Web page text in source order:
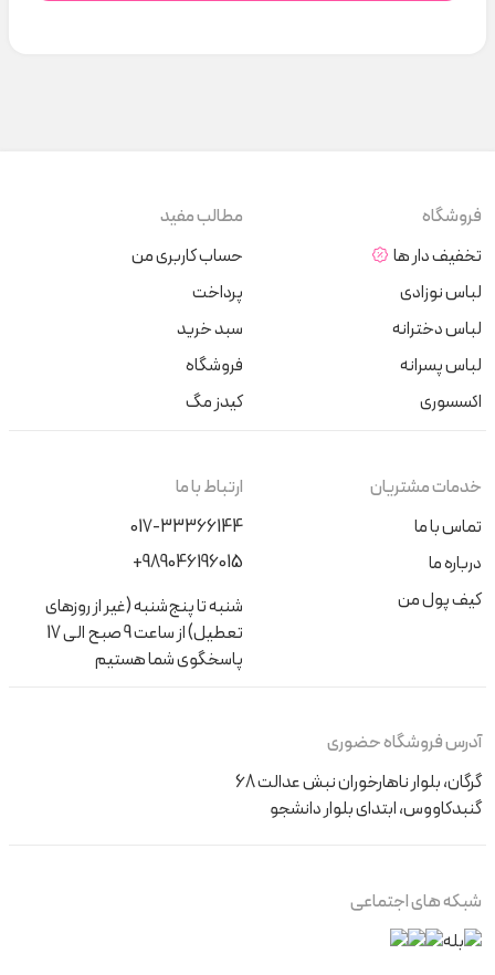
فروشگاه
تخفیف دار ها
لباس نوزادی
لباس دخترانه
لباس پسرانه
اکسسوری
مطالب مفید
حساب کاربری من
پرداخت
سبد خرید
فروشگاه
کیدز مگ
خدمات مشتریان
تماس با ما
درباره ما
کیف پول من
ارتباط با ما
017-33366144
+989046196015
شنبه تا پنج‌شنبه (غیر از روزهای
تعطیل) از ساعت 9 صبح الی 17
پاسخگوی شما هستیم
آدرس فروشگاه حضوری
گرگان، بلوار ناهارخوران نبش عدالت 68
گنبدکاووس، ابتدای بلوار دانشجو
شبکه های اجتماعی